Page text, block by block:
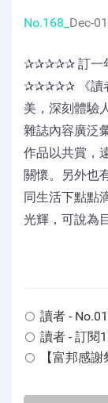
No.168_ Dec-
✰✰✰✰✰ 訂一年
✰✰✰✰✰ 《讀
美，深刻體驗
雜誌內容廣泛
作品以共賞，
關懷。另外也
同生活下點點
光輝，可說為
讀者 -
讀者 - 訂閱
【富邦感